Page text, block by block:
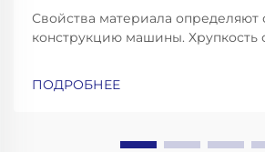
Свойства материала определяют
конструкцию машины. Хрупкость
амортизацией ударных нагрузок
ПОДРОБНЕЕ